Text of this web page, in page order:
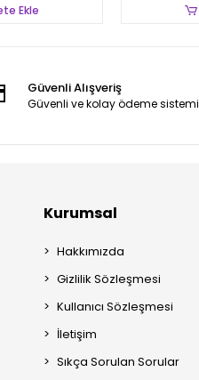
Ekle
Güvenli Alışveriş
Güvenli ve kolay ödeme sistemi
Kurumsal
Hakkımızda
Gizlilik Sözleşmesi
Kullanıcı Sözleşmesi
İletişim
Sıkça Sorulan Sorular